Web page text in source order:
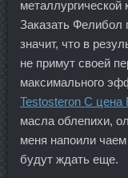
металлургической
Заказать Фелибол
значит, что в
не примут своей
максимального
Testosteron C цена
масла облепихи,
меня напоили
будут ждать еще.